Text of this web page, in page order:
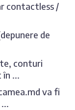
contactless /
de
conturi
...
va fi